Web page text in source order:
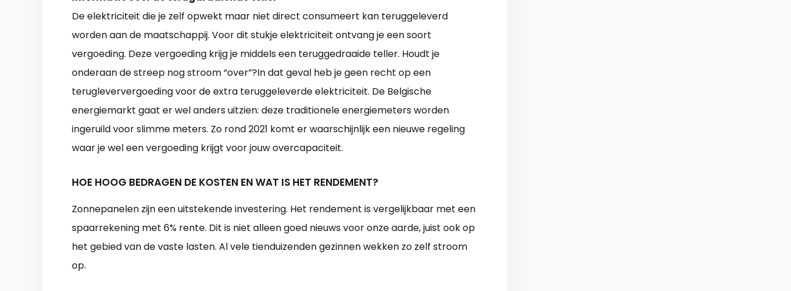
De elektriciteit die je zelf opwekt maar niet direct consumeert kan teruggeleverd
worden aan de maatschappij. Voor dit stukje elektriciteit ontvang je een soort
vergoeding. Deze vergoeding krijg je middels een teruggedraaide teller. Houdt je
onderaan de streep nog stroom “over”?In dat geval heb je geen recht op een
terugleververgoeding voor de extra teruggeleverde elektriciteit. De Belgische
energiemarkt gaat er wel anders uitzien: deze traditionele energiemeters worden
ingeruild voor slimme meters. Zo rond 2021 komt er waarschijnlijk een nieuwe regeling
waar je wel een vergoeding krijgt voor jouw overcapaciteit.
HOE HOOG BEDRAGEN DE KOSTEN EN WAT IS HET RENDEMENT?
Zonnepanelen zijn een uitstekende investering. Het rendement is vergelijkbaar met een
spaarrekening met 6% rente. Dit is niet alleen goed nieuws voor onze aarde, juist ook op
het gebied van de vaste lasten. Al vele tienduizenden gezinnen wekken zo zelf stroom
op.